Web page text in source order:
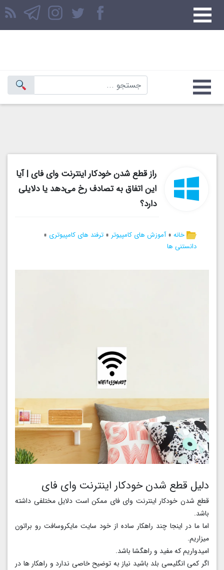
راز قطع شدن خودکار اینترنت وای فای | آیا
این اتفاق به تصادف رخ می‌دهد یا دلایلی
دارد؟
خانه»آموزش های کامپیوتر» ترفند های کامپیوتری»
دانستنی ها
دلیل قطع شدن خودکار اینترنت وای فای
قطع شدن خودکار اینترنت وای فای ممکن است دلایل مختلفی داشته
باشد.
اما ما در اینجا چند راهکار ساده از خود سایت مایکروسافت رو براتون
میزاریم.
امیدواریم که مفید و راهگشا باشد.
اگر کمی انگلیسی بلد باشید نیاز به توضیح خاصی ندارد و راهکار ها در